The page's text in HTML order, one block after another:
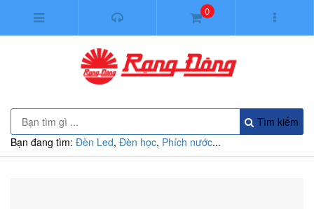
0
Tìm kiếm
Bạn đang tìm: Đèn Led, Đèn học, Phích nước...